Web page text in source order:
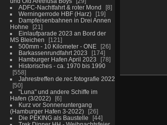
ADFC-Nachtfahrt & roter Mond
8
Werningerrode HBF (Harz)
19
Dampfeisenbahnen in Drei Annen
Hohne
21
Einlaufparade 2023 an Bord der
MS Bleichen
121
500mm - 10 Kilometer - ONE
26
Barkassenrundfahrt 2023
174
Hamburger Hafen April 2023
78
Historisches - ca. 1970 bis 1990
558
Jahrestreffen de.rec.fotografie 2022
50
"Luna" und andere Schiffe im
Hafen (3/2022)
6
Kurz vor Sonnenuntergang
(Hamburger Hafen 3-2022)
26
Die PEKING als Baustelle
44